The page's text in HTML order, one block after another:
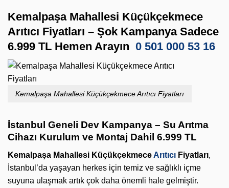
Kemalpaşa Mahallesi Küçükçekmece
Arıtıcı Fiyatları – Şok Kampanya Sadece
6.999 TL Hemen Arayın 0 501 000 53 16
Kemalpaşa Mahallesi Küçükçekmece Arıtıcı Fiyatları
İstanbul Geneli Dev Kampanya – Su Arıtma
Cihazı Kurulum ve Montaj Dahil 6.999 TL
Kemalpaşa Mahallesi KüçükçekmeceArıtıcı Fiyatları,
İstanbul’da yaşayan herkes için temiz ve sağlıklı içme
suyuna ulaşmak artık çok daha önemli hale gelmiştir.